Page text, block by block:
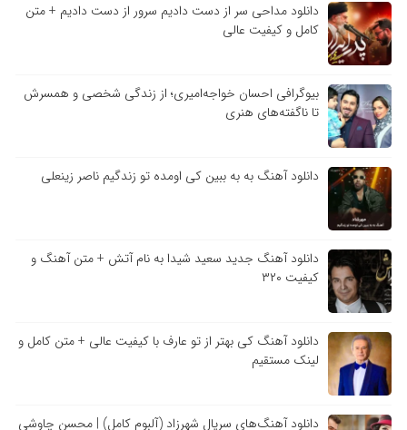
دانلود مداحی سر از دست دادیم سرور از دست دادیم + متن
کامل و کیفیت عالی
بیوگرافی احسان خواجه‌امیری؛ از زندگی شخصی و همسرش
تا ناگفته‌های هنری
دانلود آهنگ به به ببین کی اومده تو زندگیم ناصر زینعلی
دانلود آهنگ جدید سعید شیدا به نام آتش + متن آهنگ و
کیفیت ۳۲۰
دانلود آهنگ کی بهتر از تو عارف با کیفیت عالی + متن کامل و
لینک مستقیم
دانلود آهنگ‌های سریال شهرزاد (آلبوم کامل) | محسن چاوشی